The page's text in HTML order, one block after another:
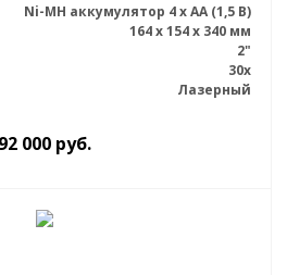
Ni-MH аккумулятор 4 х АА (1,5 В)
164 x 154 x 340 мм
2"
30x
Лазерный
92 000 руб.